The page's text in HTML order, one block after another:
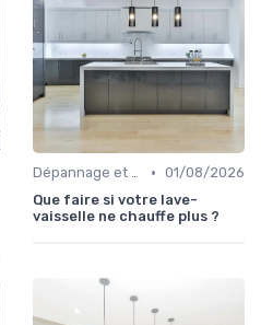
Dépannage et Réparations • 01/08/2026
Que faire si votre lave-
vaisselle ne chauffe plus ?